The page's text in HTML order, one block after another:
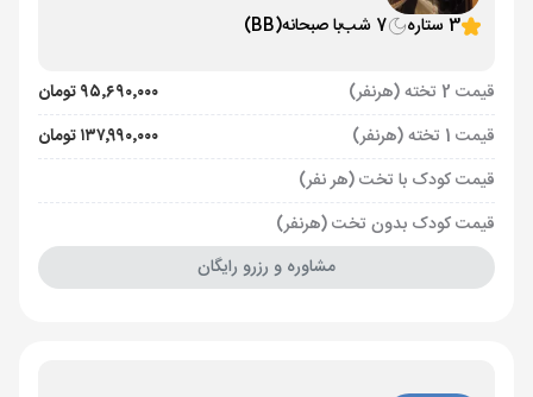
3 ستاره
7 شب با صبحانه(BB)
قیمت 2 تخته (هرنفر)
۹۵٬۶۹۰٬۰۰۰ تومان
قیمت 1 تخته (هرنفر)
۱۳۷٬۹۹۰٬۰۰۰ تومان
قیمت کودک با تخت (هر نفر)
قیمت کودک بدون تخت (هرنفر)
مشاوره و رزرو رایگان